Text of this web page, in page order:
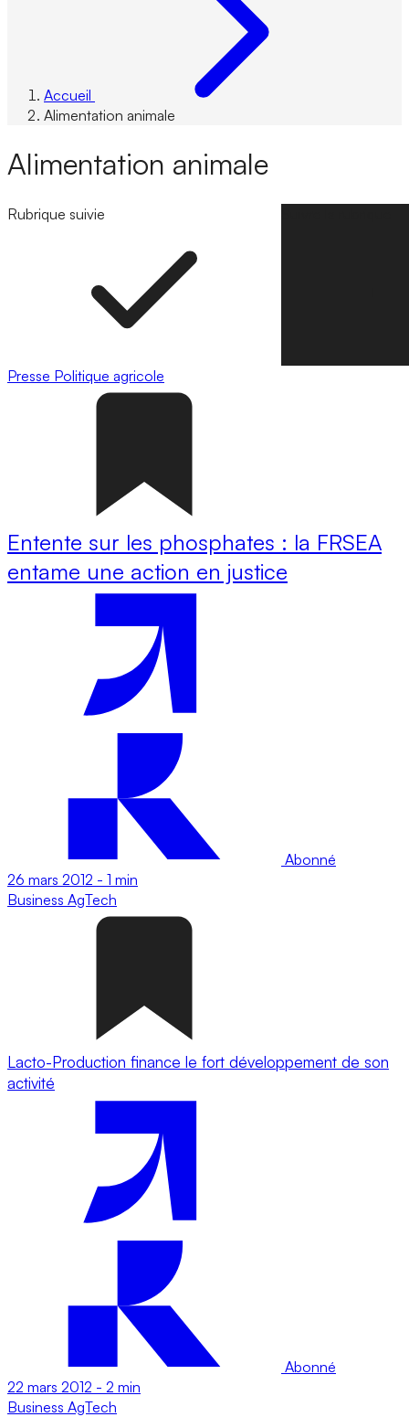
Accueil
Alimentation animale
Alimentation animale
Rubrique suivie
Presse Politique agricole
Entente sur les phosphates : la FRSEA
entame une action en justice
Abonné
26 mars 2012 - 1 min
Business AgTech
Lacto-Production finance le fort développement de son
activité
Abonné
22 mars 2012 - 2 min
Business AgTech